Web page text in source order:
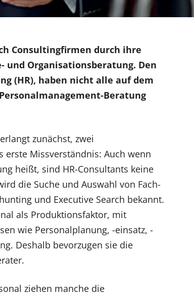
Consultingfirmen durch ihre
und Organisationsberatung. Den
(HR), haben nicht alle auf dem
Beratung
zunächst, zwei
erste Missverständnis: Auch wenn
heißt, sind HR-Consultants keine
die Suche und Auswahl von Fach-
und Executive Search bekannt.
als Produktionsfaktor, mit
wie Personalplanung, -einsatz, -
Deshalb bevorzugen sie die
ziehen manche die